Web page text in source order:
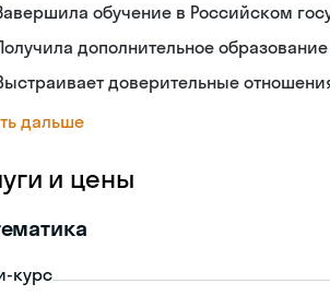
обучение в Российском
дополнительное
доверительные
дальше
и цены
курс